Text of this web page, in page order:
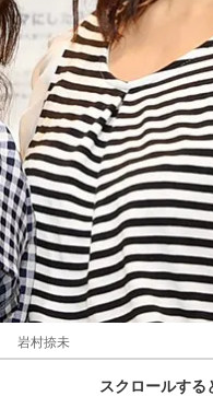
岩村捺未
スクロールす